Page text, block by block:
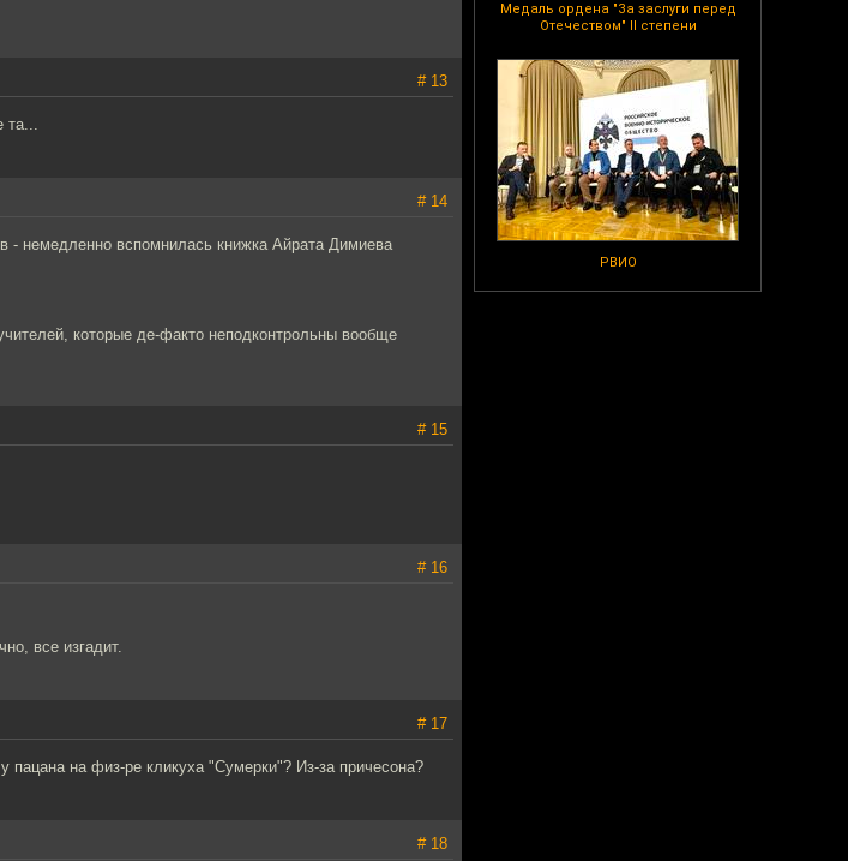
Медаль ордена "За заслуги перед
Отечеством" II степени
РВИО
# 13
та...
# 14
- немедленно вспомнилась книжка Айрата Димиева
которые де-факто неподконтрольны вообще
# 15
# 16
все изгадит.
# 17
пацана на физ-ре кликуха "Сумерки"? Из-за причесона?
# 18